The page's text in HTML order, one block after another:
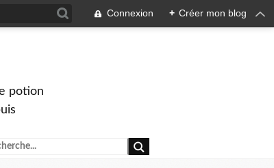
Connexion + Créer mon blog
potion